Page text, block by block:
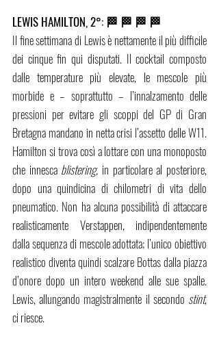
LEWIS HAMILTON, 2°: 🏁 🏁 🏁 🏁
Il fine settimana di Lewis è nettamente il più difficile
dei cinque fin qui disputati. Il cocktail composto
dalle temperature più elevate, le mescole più
morbide e – soprattutto – l’innalzamento delle
pressioni per evitare gli scoppi del GP di Gran
Bretagna mandano in netta crisi l’assetto delle W11.
Hamilton si trova così a lottare con una monoposto
che innesca blistering, in particolare al posteriore,
dopo una quindicina di chilometri di vita dello
pneumatico. Non ha alcuna possibilità di attaccare
realisticamente Verstappen, indipendentemente
dalla sequenza di mescole adottata; l’unico obiettivo
realistico diventa quindi scalzare Bottas dalla piazza
d’onore dopo un intero weekend alle sue spalle.
Lewis, allungando magistralmente il secondo stint,
ci riesce.